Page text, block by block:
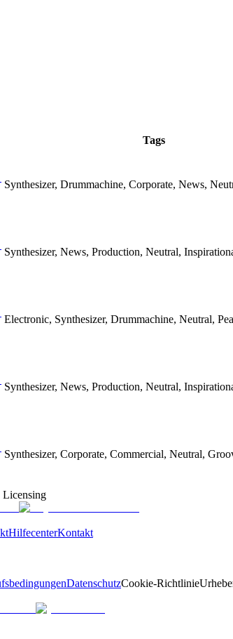
Tags
Synthesizer, Drummachine, Corporate, News,
Synthesizer, News, Production, Neutral,
Electronic, Synthesizer, Drummachine, Neutral,
Synthesizer, News, Production, Neutral,
Synthesizer, Corporate, Commercial, Neutral,
Licensing
HilfecenterKontakt
DatenschutzCookie-Richtlinie